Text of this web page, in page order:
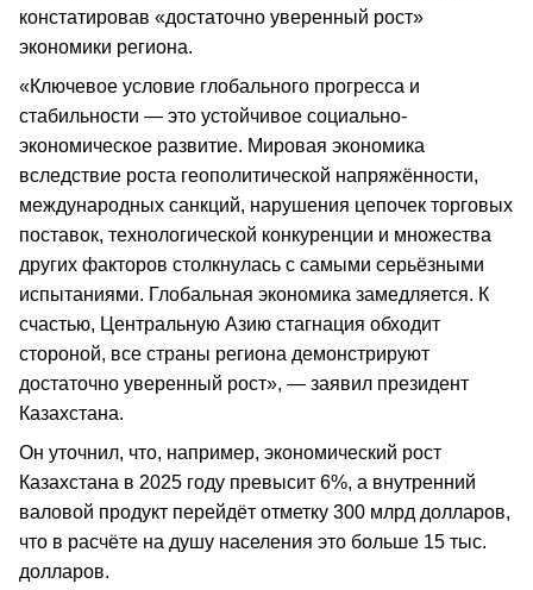
констатировав «достаточно уверенный рост»
экономики региона.
«Ключевое условие глобального прогресса и
стабильности — это устойчивое социально-
экономическое развитие. Мировая экономика
вследствие роста геополитической напряжённости,
международных санкций, нарушения цепочек торговых
поставок, технологической конкуренции и множества
других факторов столкнулась с самыми серьёзными
испытаниями. Глобальная экономика замедляется. К
счастью, Центральную Азию стагнация обходит
стороной, все страны региона демонстрируют
достаточно уверенный рост», — заявил президент
Казахстана.
Он уточнил, что, например, экономический рост
Казахстана в 2025 году превысит 6%, а внутренний
валовой продукт перейдёт отметку 300 млрд долларов,
что в расчёте на душу населения это больше 15 тыс.
долларов.